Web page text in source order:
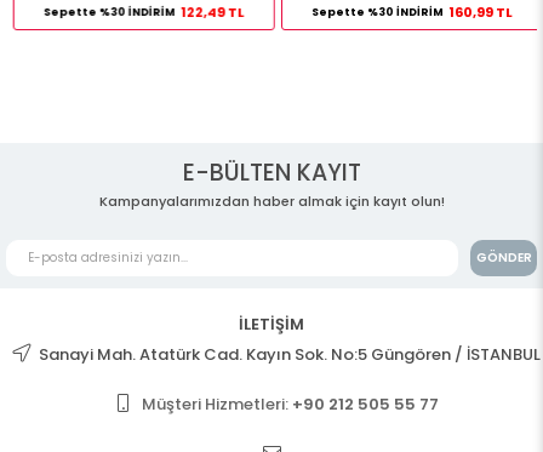
Sepette %30 İNDİRİM 122,49 TL Sepette %30 İNDİRİM 160,99 TL
E-BÜLTEN KAYIT
Kampanyalarımızdan haber almak için kayıt olun!
GÖNDER
İLETİŞİM
Sanayi Mah. Atatürk Cad. Kayın Sok. No:5 Güngören / İSTANBUL
Müşteri Hizmetleri: +90 212 505 55 77